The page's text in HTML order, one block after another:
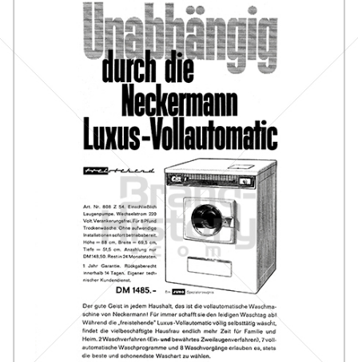
Neckermann Versand Neckermann Versand